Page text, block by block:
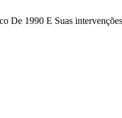
De 1990 E Suas